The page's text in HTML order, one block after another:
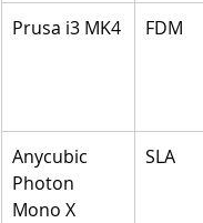
Prusa i3 MK4 FDM
Anycubic
Photon
Mono X
SLA